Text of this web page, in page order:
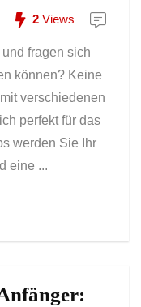
2 Views
fragen sich
können? Keine
verschiedenen
perfekt für das
werden Sie Ihr
eine ...